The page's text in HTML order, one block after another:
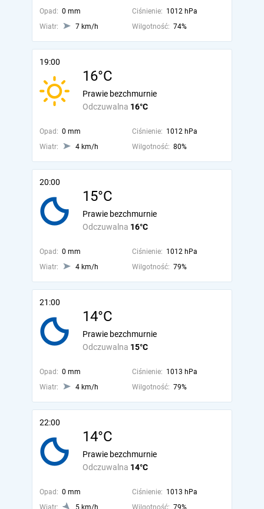
Opad: 0 mm Ciśnienie: 1012 hPa
Wiatr:
7 km/h Wilgotność: 74%
19:00
16°C
Odczuwalna 16°C
Prawie bezchmurnie
Opad: 0 mm Ciśnienie: 1012 hPa
Wiatr:
4 km/h Wilgotność: 80%
20:00
15°C
Odczuwalna 16°C
Prawie bezchmurnie
Opad: 0 mm Ciśnienie: 1012 hPa
Wiatr:
4 km/h Wilgotność: 79%
21:00
14°C
Odczuwalna 15°C
Prawie bezchmurnie
Opad: 0 mm Ciśnienie: 1013 hPa
Wiatr:
4 km/h Wilgotność: 79%
22:00
14°C
Odczuwalna 14°C
Prawie bezchmurnie
Opad: 0 mm Ciśnienie: 1013 hPa
Wiatr:
5 km/h Wilgotność: 79%